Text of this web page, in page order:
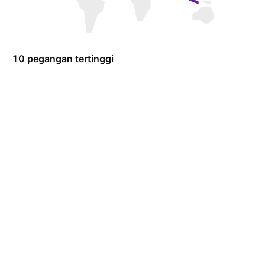
10 pegangan tertinggi